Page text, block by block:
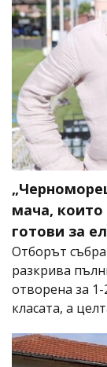
мача,
готови за
Отборът
разкрива
отворена за
класата, а